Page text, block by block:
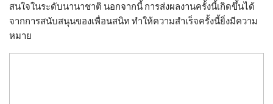
สนใจในระดับนานาชาติ นอกจากนี้ การส่งผลงานครั้งนี้เกิดขึ้นได้
จากการสนับสนุนของเพื่อนสนิท ทำให้ความสำเร็จครั้งนี้ยิ่งมีความ
หมาย